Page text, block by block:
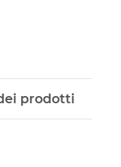
prodotti